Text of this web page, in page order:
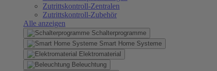
Zutrittskontroll-Zentralen
Zutrittskontroll-Zubehör
Alle anzeigen
Schalterprogramme
Smart Home Systeme
Elektromaterial
Beleuchtung